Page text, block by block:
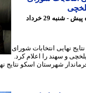
62 ماه پیش - شنبه 29 خرداد
انتخابات شورای
سهند را اعلام کرد.
شهرستان اسکو نتایج نهایی